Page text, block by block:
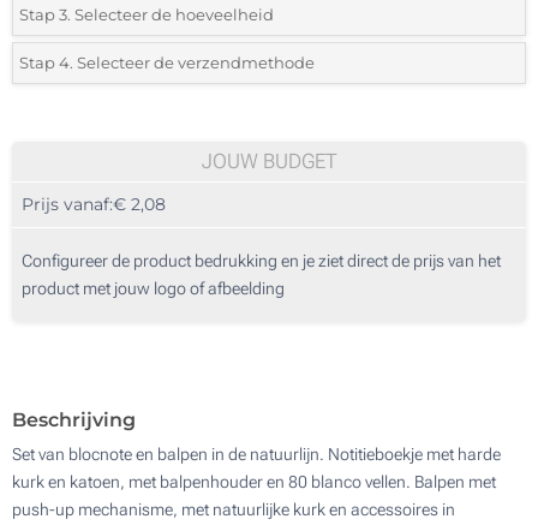
*Selecteer de bedrukking en kleuren van het logo:
1 Kleur (Op de kaft)
Lasergravering (Op de kaft)
Zonder opdruk
Stap 3. Selecteer de hoeveelheid
*Selecteer uit de lijst of voeg het gewenste aantal in
90
450
Stap 4. Selecteer de verzendmethode
JOUW BUDGET
Prijs vanaf:€ 2,08
Configureer de product bedrukking en je ziet direct de prijs van het
product met jouw logo of afbeelding
Beschrijving
Set van blocnote en balpen in de natuurlijn. Notitieboekje met harde
kurk en katoen, met balpenhouder en 80 blanco vellen. Balpen met
push-up mechanisme, met natuurlijke kurk en accessoires in